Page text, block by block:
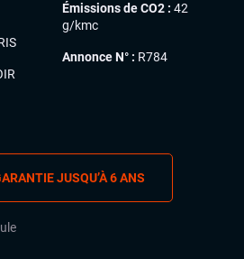
Émissions de CO2 : 42
g/kmc
Annonce N° : R784
JUSQU’À 6 ANS